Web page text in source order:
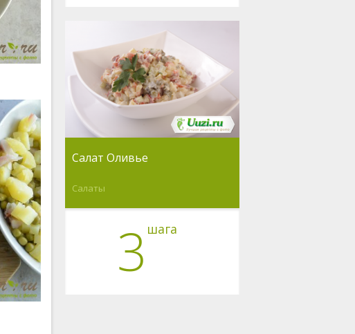
Салат Оливье
Салаты
3 шага